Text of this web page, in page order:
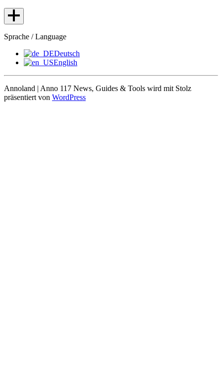
Sprache / Language
Deutsch
English
Annoland | Anno 117 News, Guides & Tools wird mit Stolz
präsentiert von WordPress